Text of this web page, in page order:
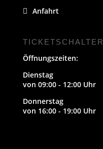
Anfahrt
TICKETSCHALTER
Öffnungszeiten:
Dienstag
von 09:00 - 12:00 Uhr
Donnerstag
von 16:00 - 19:00 Uhr